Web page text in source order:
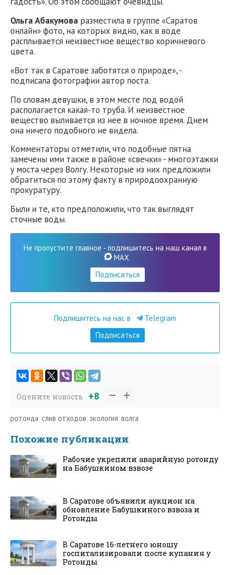
Ольга Абакумова разместила в группе «Саратов
онлайн» фото, на которых видно, как в воде
расплывается неизвестное вещество коричневого
цвета.
«Вот так в Саратове заботятся о природе», -
подписала фотографии автор поста.
По словам девушки, в этом месте под водой
располагается какая-то труба. И неизвестное
вещество выливается из нее в ночное время. Днем
она ничего подобного не видела.
Комментаторы отметили, что подобные пятна
замечены ими также в районе «свечки» - многоэтажки
у моста через Волгу. Некоторые из них предложили
обратиться по этому факту в природоохранную
прокуратуру.
Были и те, кто предположили, что так выглядят
сточные воды.
Не пропустите главное - подпишитесь на наш канал в
MAX
Подписаться
Подпишитесь на нас в
Telegram
Подписаться
Оцените новость +8
ротонда, слив отходов,экология,волга
Похожие публикации
Рабочие укрепили аварийную ротонду
на Бабушкином взвозе
В Саратове объявили аукцион на
обновление Бабушкиного взвоза и
Ротонды
В Саратове 16-летнего юношу
госпитализировали после купания у
Ротонды